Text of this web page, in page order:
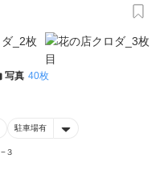
写真 40枚
駐車場有
３